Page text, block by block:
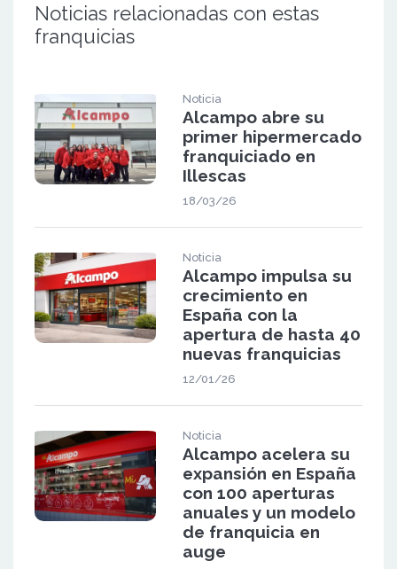
Noticias relacionadas con estas
franquicias
Noticia
Alcampo abre su
primer hipermercado
franquiciado en
Illescas
18/03/26
Noticia
Alcampo impulsa su
crecimiento en
España con la
apertura de hasta 40
nuevas franquicias
12/01/26
Noticia
Alcampo acelera su
expansión en España
con 100 aperturas
anuales y un modelo
de franquicia en
auge